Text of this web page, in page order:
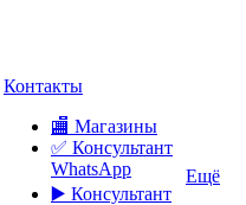
Контакты
🏬 Магазины
✅️ Консультант
WhatsApp
▶️ Консультант
Ещё